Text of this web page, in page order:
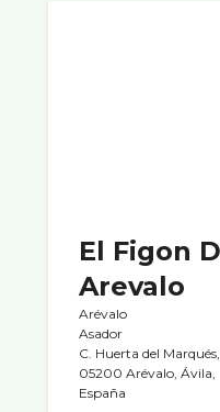
El Figon
Arevalo
Arévalo
Asador
C. Huerta del
05200 Arévalo, Ávila,
España